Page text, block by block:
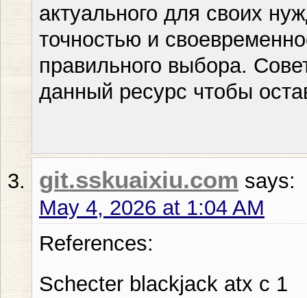
актуального для своих
точностью и
правильного выбора.
данный ресурс чтобы
git.sskuaixiu.com says:
May 4, 2026 at 1:04 AM
References:
Schecter blackjack atx c 1